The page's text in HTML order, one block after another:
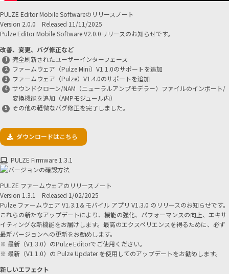
PULZE Editor Mobile Softwareのリリースノート
Version 2.0.0 Released 11/11/2025
Pulze Editor Mobile Software V2.0.0リリースのお知らせです。
改善、変更、バグ修正など
完全刷新されたユーザーインターフェース
ファームウェア（Pulze Mini）V1.1.0のサポートを追加
ファームウェア（Pulze）V1.4.0のサポートを追加
サウンドクローン/NAM（ニューラルアンプモデラー）ファイルのインポート/
変換機能を追加（AMPモジュール内）
その他の軽微なバグ修正を完了しました。
ダウンロードはこちら
PULZE Firmware 1.3.1
PULZE ファームウェアのリリースノート
Version 1.3.1 Released 1/02/2025
Pulze ファームウェア V1.3.1＆モバイル アプリ V1.3.0 のリリースのお知らせです。
これらの新たなアップデートにより、機能の強化、パフォーマンスの向上、エキサ
イティングな新機能をお届けします。最高のエクスペリエンスを得るために、必ず
最新バージョンへの更新をお勧めします。
※ 最新（V1.3.0）のPulze Editorでご使用ください。
※ 最新（V1.1.0）の Pulze Updater を使用してのアップデートをお勧めします。
新しいエフェクト